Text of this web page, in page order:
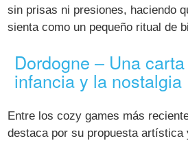
sin prisas ni presiones, haciendo
sienta como un pequeño ritual de
Dordogne – Una
infancia y la nostalgia
Entre los cozy games más
destaca por su propuesta artística